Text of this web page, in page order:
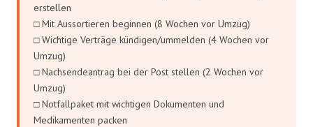
erstellen
□ Mit Aussortieren beginnen (8 Wochen vor Umzug)
□ Wichtige Verträge kündigen/ummelden (4 Wochen vor
Umzug)
□ Nachsendeantrag bei der Post stellen (2 Wochen vor
Umzug)
□ Notfallpaket mit wichtigen Dokumenten und
Medikamenten packen